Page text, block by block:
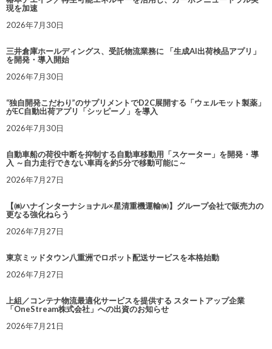
現を加速
2026年7月30日
三井倉庫ホールディングス、受託物流業務に 「生成AI出荷検品アプリ」
を開発・導入開始
2026年7月30日
“独自開発こだわり”のサプリメントでD2C展開する「ウェルモット製薬」
がEC自動出荷アプリ「シッピーノ」を導入
2026年7月30日
自動車船の荷役中断を抑制する自動車移動用「スケーター」を開発・導
入 ～自力走行できない車両を約5分で移動可能に～
2026年7月27日
【㈱ハナインターナショナル×星清重機運輸㈱】グループ会社で販売力の
更なる強化ねらう
2026年7月27日
東京ミッドタウン八重洲でロボット配送サービスを本格始動
2026年7月27日
上組／コンテナ物流最適化サービスを提供する スタートアップ企業
「OneStream株式会社」への出資のお知らせ
2026年7月21日